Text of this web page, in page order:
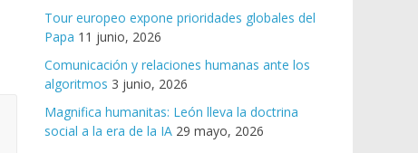
Tour europeo expone prioridades globales del
Papa 11 junio, 2026
Comunicación y relaciones humanas ante los
algoritmos 3 junio, 2026
Magnifica humanitas: León lleva la doctrina
social a la era de la IA 29 mayo, 2026